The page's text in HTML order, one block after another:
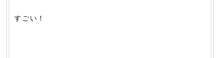
すごい！